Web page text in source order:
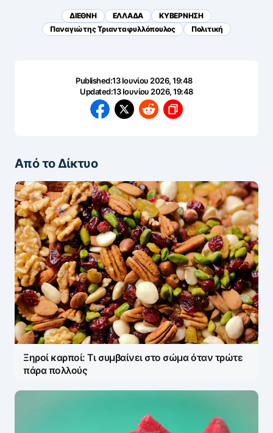
ΔΙΕΘΝΗ ΕΛΛΑΔΑ
ΚΥΒΕΡΝΗΣΗ
Παναγιώτης Τριανταφυλλόπουλος
Πολιτική
Published:13 Ιουνίου 2026, 19:48
Updated:13 Ιουνίου 2026, 19:48
Από το Δίκτυο
Ξηροί καρποί: Τι συμβαίνει στο σώμα όταν τρώτε
πάρα πολλούς